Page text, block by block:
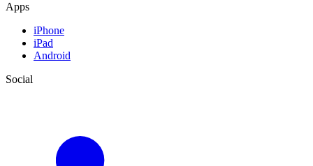
Apps
iPhone
iPad
Android
Social